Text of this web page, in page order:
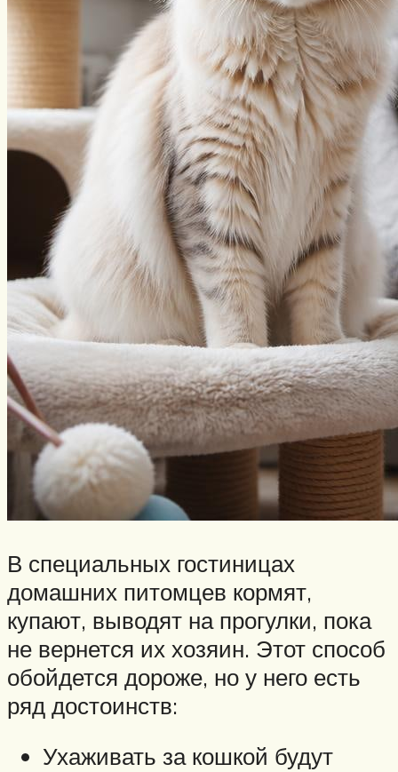
В специальных гостиницах
домашних питомцев кормят,
купают, выводят на прогулки, пока
не вернется их хозяин. Этот способ
обойдется дороже, но у него есть
ряд достоинств:
Ухаживать за кошкой будут